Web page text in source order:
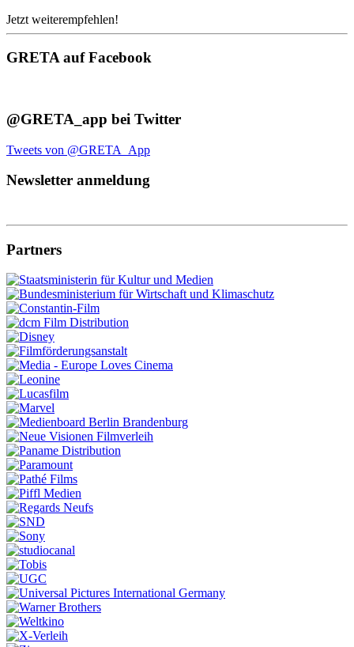
Jetzt weiterempfehlen!
GRETA auf Facebook
@GRETA_app bei Twitter
Tweets von @GRETA_App
Newsletter anmeldung
Partners